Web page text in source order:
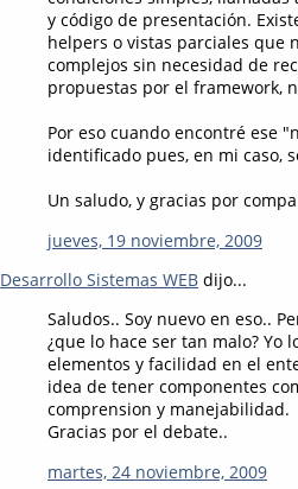
y código de presentación.
helpers o vistas parciales que
complejos sin necesidad de
propuestas por el framework,
Por eso cuando encontré ese
identificado pues, en mi caso,
Un saludo, y gracias por
jueves, 19 noviembre, 2009
Desarrollo Sistemas WEB dijo...
Saludos.. Soy nuevo en eso..
¿que lo hace ser tan malo?
elementos y facilidad en el
idea de tener componentes
comprension y manejabilidad.
Gracias por el debate..
martes, 24 noviembre, 2009